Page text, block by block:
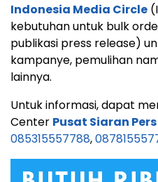
Indonesia Media Circle
kebutuhan untuk bulk
publikasi press release)
kampanye, pemulihan
lainnya.
Untuk informasi, dapat
Center Pusat Siaran
085315557788,